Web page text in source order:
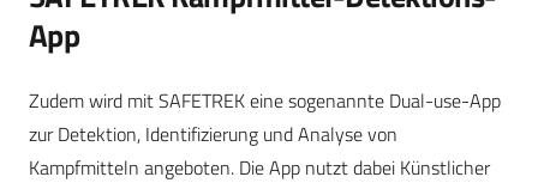
App
Zudem wird mit SAFETREK eine sogenannte Dual-use-App
zur Detektion, Identifizierung und Analyse von
Kampfmitteln angeboten. Die App nutzt dabei Künstlicher